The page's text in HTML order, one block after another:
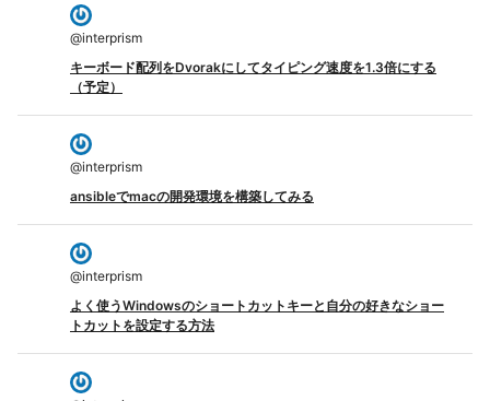
@interprism
キーボード配列をDvorakにしてタイピング速度を1.3倍にする
（予定）
@interprism
ansibleでmacの開発環境を構築してみる
@interprism
よく使うWindowsのショートカットキーと自分の好きなショー
トカットを設定する方法